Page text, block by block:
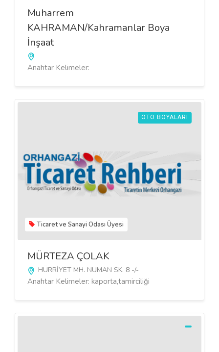
Muharrem
KAHRAMAN/Kahramanlar Boya
İnşaat
Anahtar Kelimeler:
OTO BOYALARI
Ticaret ve Sanayi Odası Üyesi
MÜRTEZA ÇOLAK
HÜRRİYET MH. NUMAN SK. 8 -/-
Anahtar Kelimeler: kaporta,tamirciliği